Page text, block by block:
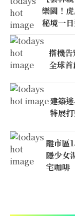
樂園！
秘境一
搭機告
全球
建築
特展
離市區
隱少女
宅咖啡